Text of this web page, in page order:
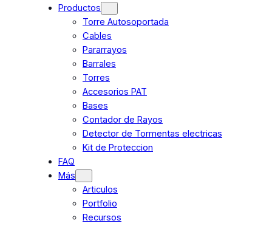
Productos
Torre Autosoportada
Cables
Pararrayos
Barrales
Torres
Accesorios PAT
Bases
Contador de Rayos
Detector de Tormentas electricas
Kit de Proteccion
FAQ
Más
Articulos
Portfolio
Recursos